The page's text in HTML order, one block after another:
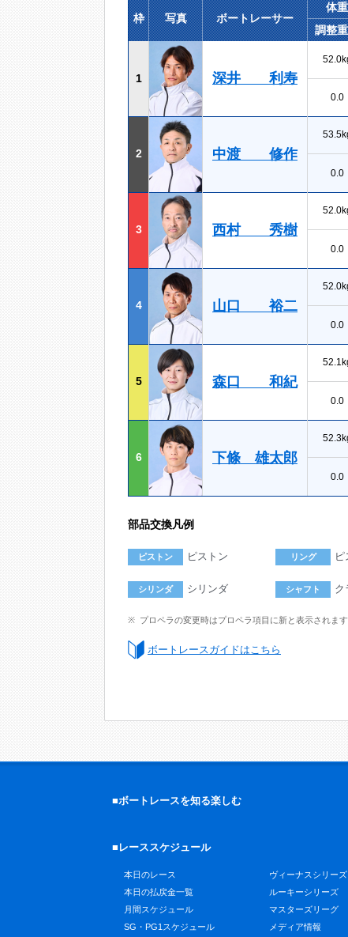
枠 写真 ボートレーサー
体重
調整
1 深井 利寿
0.0
2 中渡 修作
0.0
3 西村 秀樹
0.0
4 山口 裕二
0.0
5 森口 和紀
0.0
6 下條 雄太郎
0.0
部品交換凡例
ピストン ピストン リング
シリンダ シリンダ シャフト ク
プロペラの変更時はプロペラ項目に新と表示されます
ボートレースガイドはこちら
■ボートレースを知る楽しむ
■レーススケジュール
本日のレース
本日の払戻金一覧
月間スケジュール
SG・PG1スケジュール
ヴィーナスシリーズ
ルーキーシリーズ
マスターズリーグ
メディア情報